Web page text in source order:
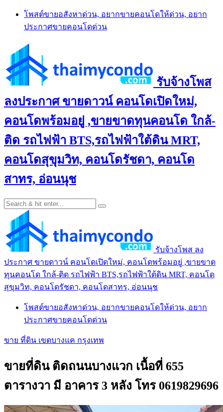
Skip
content
โพสต์ขายอสังหาด่วน, อยากขายคอนโดให้ด่วน, อยาก
ประกาศขายคอนโดด่วน
รับจ้างโพส
ลงประกาศ ขายดาวน์ คอนโดเปิดใหม่,
คอนโดพร้อมอยู่ ,ขายขาดทุนคอนโด ใกล้-
ติด รถไฟฟ้า BTS,รถไฟฟ้าใต้ดิน MRT,
คอนโดสุขุมวิท, คอนโดรัชดา, คอนโด
สาทร, อ่อนนุช
รับจ้างโพส ลง
ประกาศ ขายดาวน์ คอนโดเปิดใหม่, คอนโดพร้อมอยู่ ,ขายขาด
ทุนคอนโด ใกล้-ติด รถไฟฟ้า BTS,รถไฟฟ้าใต้ดิน MRT, คอนโด
สุขุมวิท, คอนโดรัชดา, คอนโดสาทร, อ่อนนุช
โพสต์ขายอสังหาด่วน, อยากขายคอนโดให้ด่วน, อยาก
ประกาศขายคอนโดด่วน
ขาย ที่ดิน เขตบางแค กรุงเทพ
ขายที่ดิน ติดถนนบางแวก เนื้อที่ 655
ตารางวา มี อาคาร 3 หลัง โทร 0619829696